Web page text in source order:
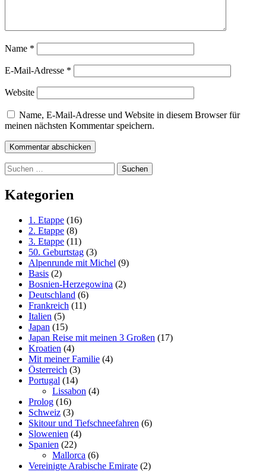
Name *
E-Mail-Adresse *
Website
Name, E-Mail-Adresse und Website in diesem Browser für
meinen nächsten Kommentar speichern.
Suchen
nach:
Kategorien
1. Etappe (16)
2. Etappe (8)
3. Etappe (11)
50. Geburtstag (3)
Alpenrunde mit Michel (9)
Basis (2)
Bosnien-Herzegowina (2)
Deutschland (6)
Frankreich (11)
Italien (5)
Japan (15)
Japan Reise mit meinen 3 Großen (17)
Kroatien (4)
Mit meiner Familie (4)
Österreich (3)
Portugal (14)
Lissabon (4)
Prolog (16)
Schweiz (3)
Skitour und Tiefschneefahren (6)
Slowenien (4)
Spanien (22)
Mallorca (6)
Vereinigte Arabische Emirate (2)